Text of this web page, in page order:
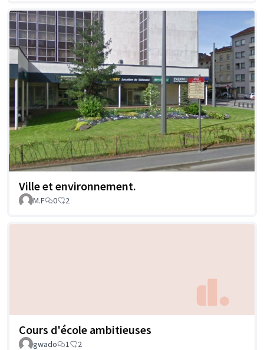
Ville et environnement.
M.F 0 2
Cours d'école ambitieuses
gwado 1 2